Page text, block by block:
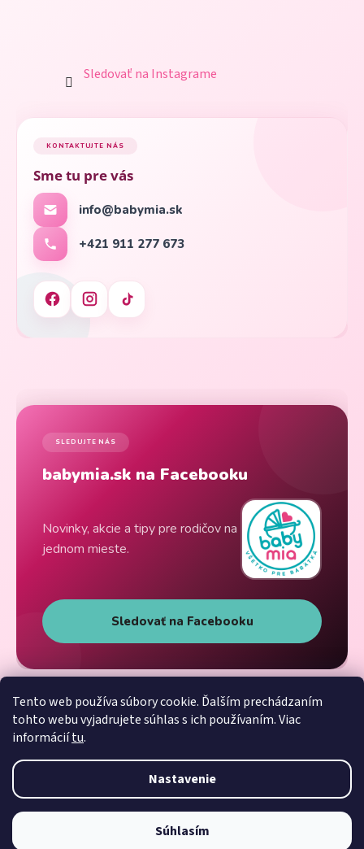
Tento web používa súbory cookie. Ďalším prechádzaním
tohto webu vyjadrujete súhlas s ich používaním. Viac
informáciítu.
Nastavenie
Súhlasím
Sledovať na Instagrame
KONTAKTUJTE NÁS
Sme tu pre vás
info@babymia.sk
+421 911 277 673
SLEDUJTE NÁS
babymia.sk na Facebooku
Novinky, akcie a tipy pre rodičov na
jednom mieste.
Sledovať na Facebooku
Vytvoril Shoptet